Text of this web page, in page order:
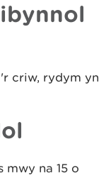
criw, rydym yn
na 15 o